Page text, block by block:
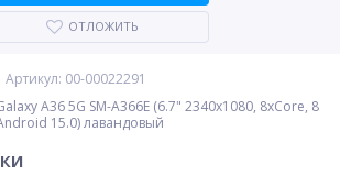
ОТЛОЖИТЬ
Артикул: 00-00022291
A36 5G SM-A366E (6.7" 2340x1080, 8xCore, 8
15.0) лавандовый